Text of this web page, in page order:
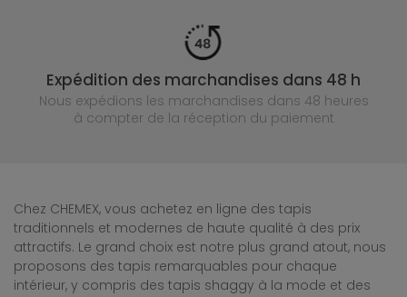
Expédition des marchandises dans 48 h
Nous expédions les marchandises dans 48 heures
à compter de la réception du paiement
Chez CHEMEX, vous achetez en ligne des tapis
traditionnels et modernes de haute qualité à des prix
attractifs. Le grand choix est notre plus grand atout, nous
proposons des tapis remarquables pour chaque
intérieur, y compris des tapis shaggy à la mode et des